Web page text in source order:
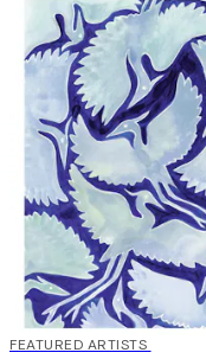
40%*
FEATURED ARTISTS